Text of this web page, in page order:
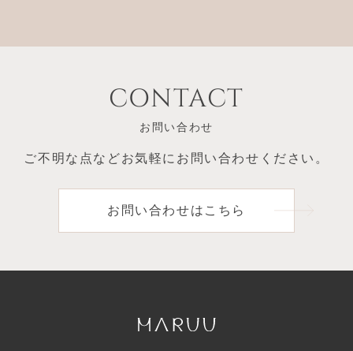
CONTACT
お問い合わせ
ご不明な点などお気軽にお問い合わせください。
お問い合わせはこちら